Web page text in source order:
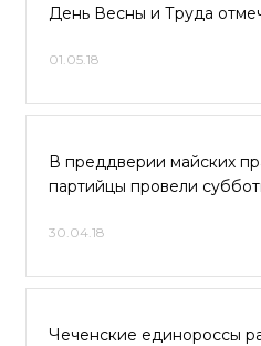
День Весны и Труда
01.05.18
В преддверии майских
партийцы провели
30.04.18
Чеченские единороссы